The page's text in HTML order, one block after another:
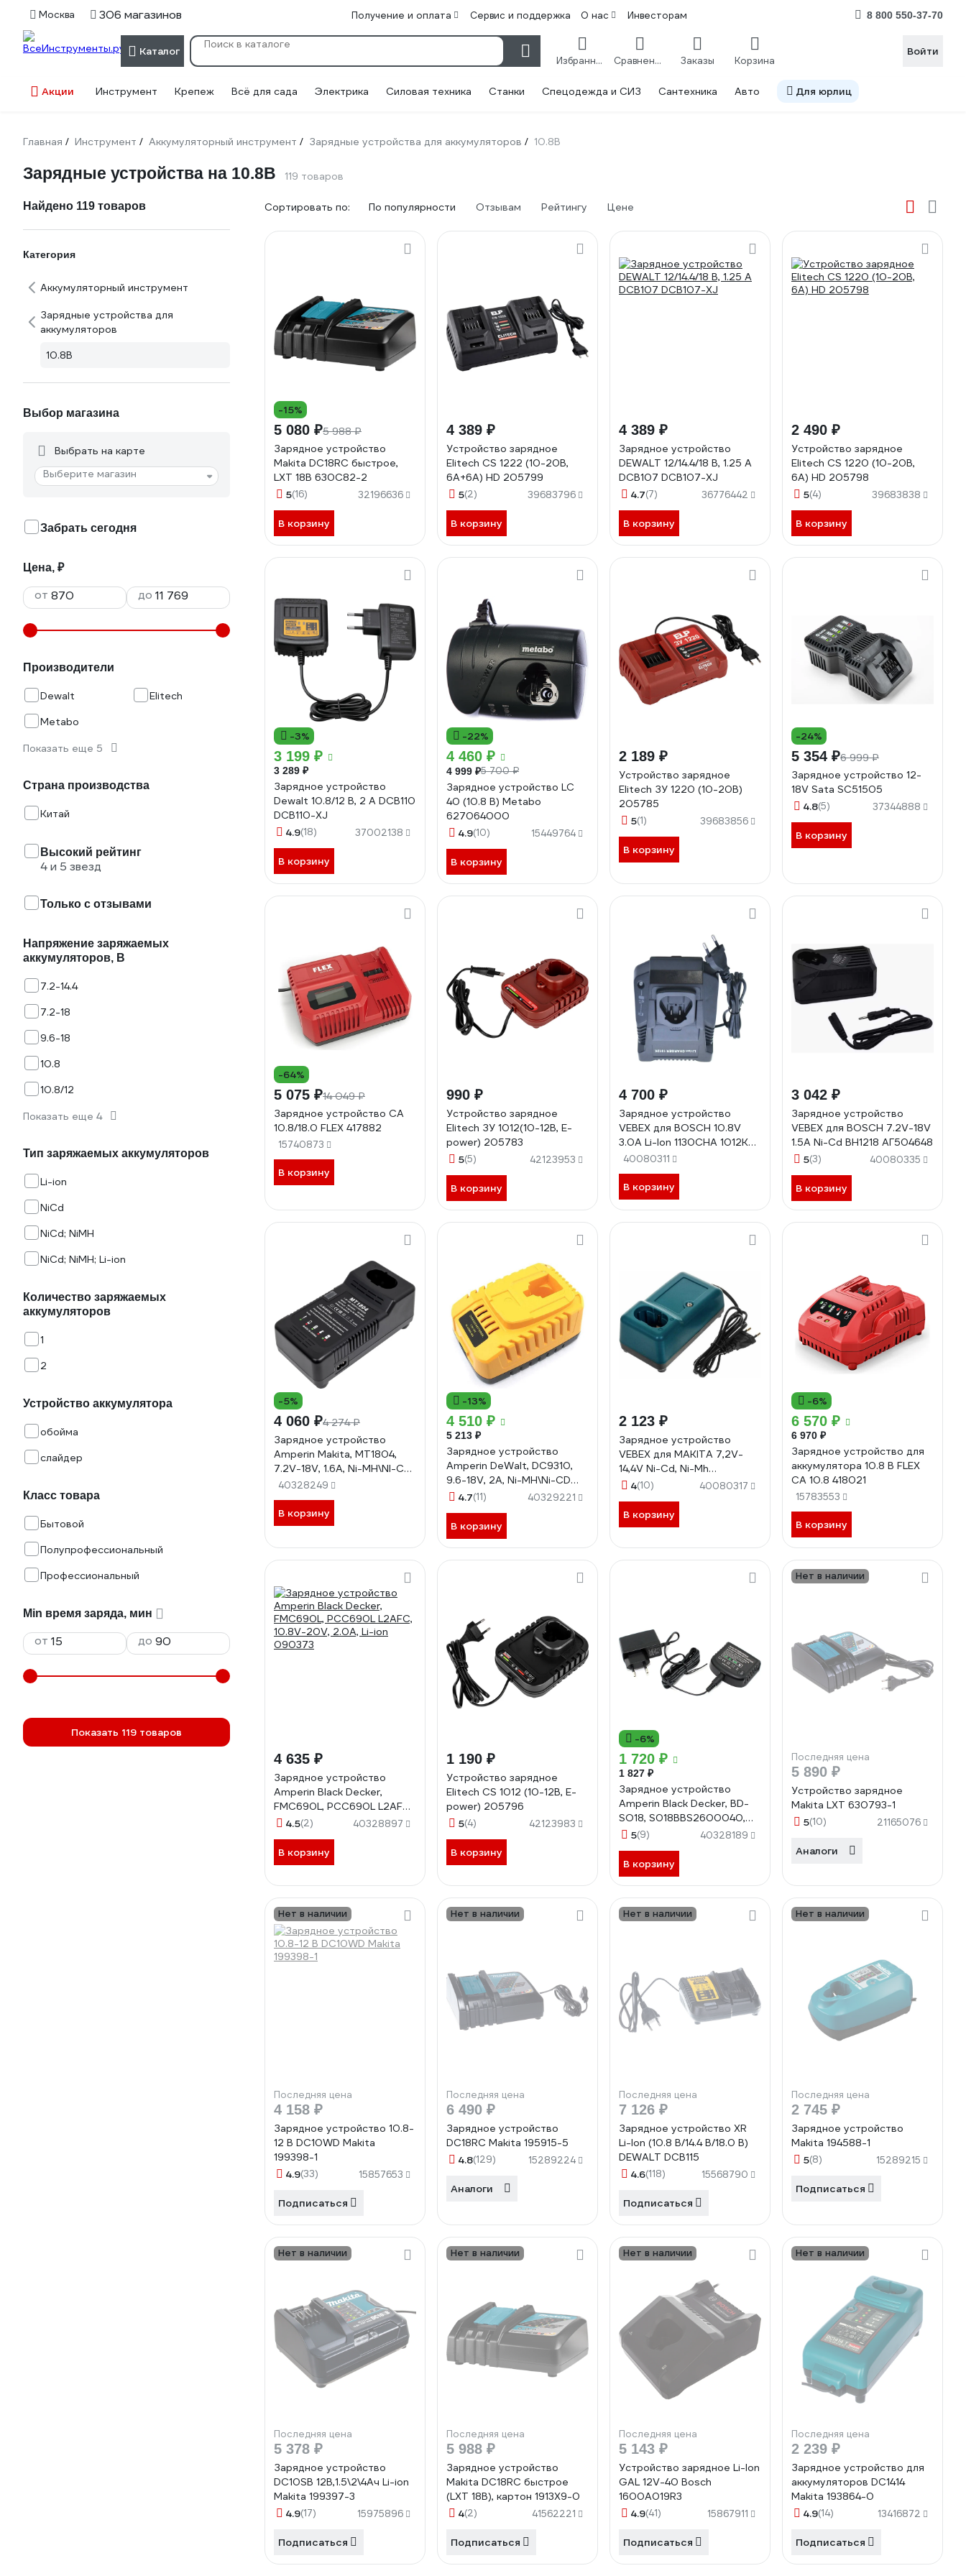
Москва 306 магазинов Получение и оплата Сервис и поддержка О нас Инвесторам 8 800 550-37-70
Каталог
Избранное Сравнение Заказы Корзина
Войти
Акции Инструмент Крепеж Всё для сада Электрика Силовая техника Станки Спецодежда и СИЗ Сантехника Авто Для юрлиц
Главная / Инструмент / Аккумуляторный инструмент / Зарядные устройства для аккумуляторов / 10.8В
Зарядные устройства на 10.8В 119 товаров
Найдено 119 товаров
Категория
Аккумуляторный инструмент
Зарядные устройства для
аккумуляторов
10.8В
Выбор магазина
Выбрать на карте
Выберите магазин
Забрать сегодня
Цена, ₽
от до
Производители
Dewalt
Elitech
Metabo
Показать еще 5
Страна производства
Китай
Высокий рейтинг
4 и 5 звезд
Только с отзывами
Напряжение заряжаемых
аккумуляторов, В
7.2-14.4
7.2-18
9.6-18
10.8
10.8/12
Показать еще 4
Тип заряжаемых аккумуляторов
Li-ion
NiCd
NiCd; NiMH
NiCd; NiMH; Li-ion
Количество заряжаемых
аккумуляторов
1
2
Устройство аккумулятора
обойма
слайдер
Класс товара
Бытовой
Полупрофессиональный
Профессиональный
Min время заряда, мин
от до
Показать 119 товаров
Сортировать по: По популярности Отзывам Рейтингу Цене
-15%
5 080 ₽5 988 ₽
Зарядное устройство
Makita DC18RC быстрое,
LXT 18В 630C82-2
5(16) 32196636
В корзину
4 389 ₽
Устройство зарядное
Elitech CS 1222 (10-20В,
6А+6А) HD 205799
5(2) 39683796
В корзину
4 389 ₽
Зарядное устройство
DEWALT 12/14.4/18 В, 1.25 A
DCB107 DCB107-XJ
4.7(7) 36776442
В корзину
2 490 ₽
Устройство зарядное
Elitech CS 1220 (10-20В,
6А) HD 205798
5(4) 39683838
В корзину
-3%
3 199 ₽
3 289 ₽
Зарядное устройство
Dewalt 10.8/12 В, 2 А DCB110
DCB110-XJ
4.9(18) 37002138
В корзину
-22%
4 460 ₽
4 999 ₽5 700 ₽
Зарядное устройство LC
40 (10.8 В) Metabo
627064000
4.9(10) 15449764
В корзину
2 189 ₽
Устройство зарядное
Elitech ЗУ 1220 (10-20В)
205785
5(1) 39683856
В корзину
-24%
5 354 ₽6 999 ₽
Зарядное устройство 12-
18V Sata SC51505
4.8(5) 37344888
В корзину
-64%
5 075 ₽14 049 ₽
Зарядное устройство CA
10.8/18.0 FLEX 417882
15740873
В корзину
990 ₽
Устройство зарядное
Elitech ЗУ 1012(10-12В, E-
power) 205783
5(5) 42123953
В корзину
4 700 ₽
Зарядное устройство
VEBEX для BOSCH 10.8V
3.0A Li-Ion 1130CHA 1012K
АГ504642
40080311
В корзину
3 042 ₽
Зарядное устройство
VEBEX для BOSCH 7.2V-18V
1.5A Ni-Cd BH1218 АГ504648
5(3) 40080335
В корзину
-5%
4 060 ₽4 274 ₽
Зарядное устройство
Amperin Makita, MT1804,
7.2V-18V, 1.6A, Ni-MH\NI-CD
090379
40328249
В корзину
-13%
4 510 ₽
5 213 ₽
Зарядное устройство
Amperin DeWalt, DC9310,
9.6-18V, 2A, Ni-MH\Ni-CD
090365
4.7(11) 40329221
В корзину
2 123 ₽
Зарядное устройство
VEBEX для MAKITA 7,2V-
14,4V Ni-Cd, Ni-Mh
АГ504685
4(10) 40080317
В корзину
-6%
6 570 ₽
6 970 ₽
Зарядное устройство для
аккумулятора 10.8 В FLEX
CA 10.8 418021
15783553
В корзину
4 635 ₽
Зарядное устройство
Amperin Black Decker,
FMC690L, PCC690L L2AFC,
10.8V-20V, 2.0A, Li-ion
4.5(2) 40328897
В корзину
1 190 ₽
Устройство зарядное
Elitech CS 1012 (10-12В, E-
power) 205796
5(4) 42123983
В корзину
-6%
1 720 ₽
1 827 ₽
Зарядное устройство
Amperin Black Decker, BD-
SO18, S018BBS2600040,
9.6-18V, 400mA, Ni-MH\NI-
5(9) 40328189
В корзину
Нет в наличии
Последняя цена
5 890 ₽
Устройство зарядное
Makita LXT 630793-1
5(10) 21165076
Аналоги
Нет в наличии
Последняя цена
4 158 ₽
Зарядное устройство 10.8-
12 В DC10WD Makita
199398-1
4.9(33) 15857653
Подписаться
Нет в наличии
Последняя цена
6 490 ₽
Зарядное устройство
DC18RC Makita 195915-5
4.8(129) 15289224
Аналоги
Нет в наличии
Последняя цена
7 126 ₽
Зарядное устройство XR
Li-Ion (10.8 В/14.4 В/18.0 В)
DEWALT DCB115
4.6(118) 15568790
Подписаться
Нет в наличии
Последняя цена
2 745 ₽
Зарядное устройство
Makita 194588-1
5(8) 15289215
Подписаться
Нет в наличии
Последняя цена
5 378 ₽
Зарядное устройство
DC10SB 12В,1.5\2\4Ач Li-ion
Makita 199397-3
4.9(17) 15975896
Подписаться
Нет в наличии
Последняя цена
5 988 ₽
Зарядное устройство
Makita DC18RC быстрое
(LXT 18В), картон 1913X9-0
4(2) 41562221
Подписаться
Нет в наличии
Последняя цена
5 143 ₽
Устройство зарядное Li-Ion
GAL 12V-40 Bosch
1600A019R3
4.9(41) 15867911
Подписаться
Нет в наличии
Последняя цена
2 239 ₽
Зарядное устройство для
аккумуляторов DC1414
Makita 193864-0
4.9(14) 13416872
Подписаться